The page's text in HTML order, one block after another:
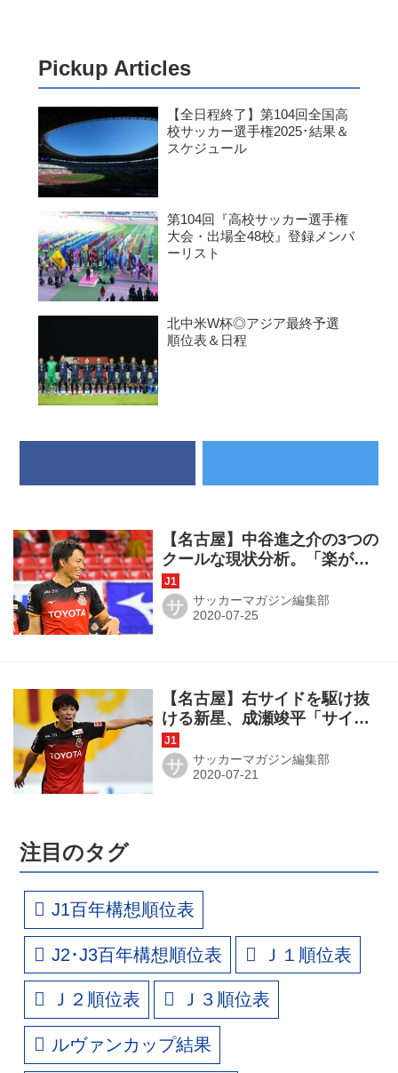
Pickup Articles
【全日程終了】第104回全国高
校サッカー選手権2025･結果＆
スケジュール
第104回『高校サッカー選手権
大会・出場全48校』登録メンバ
ーリスト
北中米W杯◎アジア最終予選
順位表＆日程
【名古屋】中谷進之介の3つの
クールな現状分析。「楽がで
きていて…」
サ サッカーマガジン編集部
【名古屋】右サイドを駆け抜
ける新星、成瀬竣平「サイド
攻撃に厚みを！」
サ サッカーマガジン編集部
注目のタグ
J1百年構想順位表
J2･J3百年構想順位表 Ｊ１順位表
Ｊ２順位表 Ｊ３順位表
ルヴァンカップ結果